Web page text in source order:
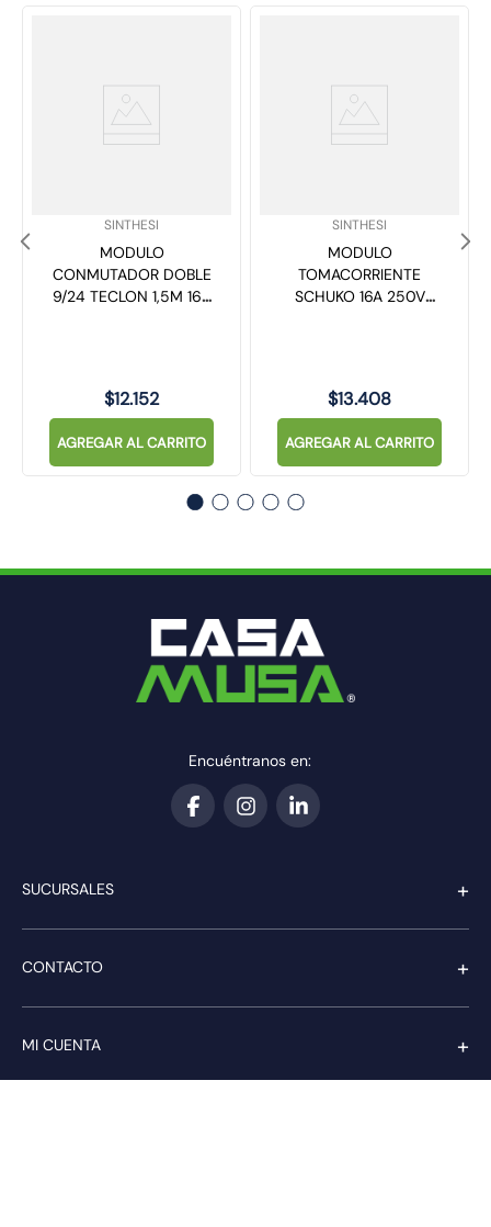
SINTHESI
MODULO
CONMUTADOR DOBLE
9/24 TECLON 1,5M 16A
$12.152
AGREGAR AL CARRITO
SINTHESI
MODULO
TOMACORRIENTE
SCHUKO 16A 250V
$13.408
AGREGAR AL CARRITO
Encuéntranos en:
SUCURSALES +
CONTACTO +
MI CUENTA +